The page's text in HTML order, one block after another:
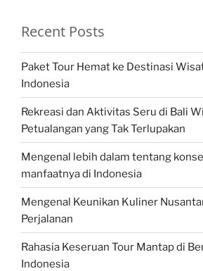
Recent Posts
Paket Tour Hemat ke Destinasi
Indonesia
Rekreasi dan Aktivitas Seru di Bali
Petualangan yang Tak Terlupakan
Mengenal lebih dalam tentang
manfaatnya di Indonesia
Mengenal Keunikan Kuliner
Perjalanan
Rahasia Keseruan Tour Mantap di
Indonesia